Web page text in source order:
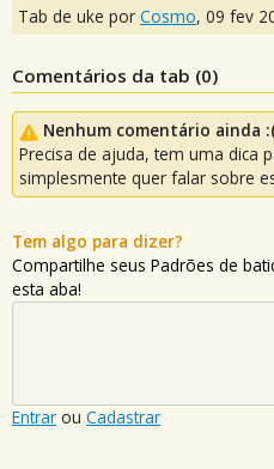
Tab de uke por Cosmo, 09 fev
Comentários da tab (0)
Nenhum comentário ainda
Precisa de ajuda, tem uma dica
simplesmente quer falar sobre
Tem algo para dizer?
Compartilhe seus Padrões de
esta aba!
Entrar ou Cadastrar